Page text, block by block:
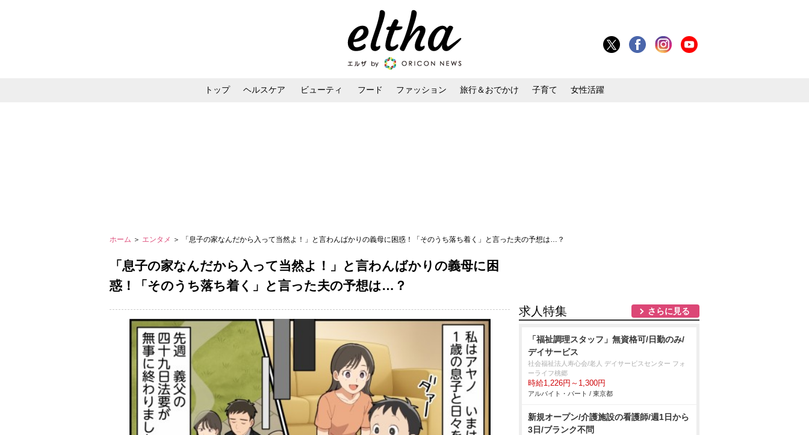
トップ ヘルスケア ビューティ フード ファッション 旅行＆おでかけ 子育て 女性活躍
ホーム ＞ エンタメ ＞ 「息子の家なんだから入って当然よ！」と言わんばかりの義母に困惑！「そのうち落ち着く」と言った夫の予想は…？
「息子の家なんだから入って当然よ！」と言わんばかりの義母に困
惑！「そのうち落ち着く」と言った夫の予想は…？
求人特集 さらに見る
「福祉調理スタッフ」無資格可/日勤のみ/
デイサービス
社会福祉法人寿心会/老人 デイサービスセンター フォ
ーライフ桃郷
時給1,226円～1,300円
アルバイト・パート / 東京都
新規オープン/介護施設の看護師/週1日から
3日/ブランク不問